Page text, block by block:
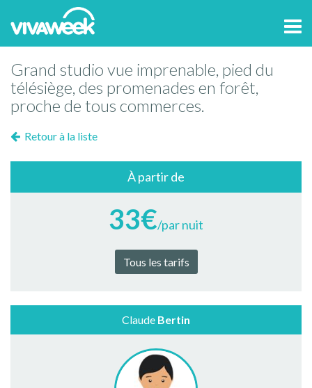
Grand studio vue imprenable, pied du
télésiège, des promenades en forêt,
proche de tous commerces.
Retour à la liste
À partir de
33€/par nuit
Tous les tarifs
Claude Bertin